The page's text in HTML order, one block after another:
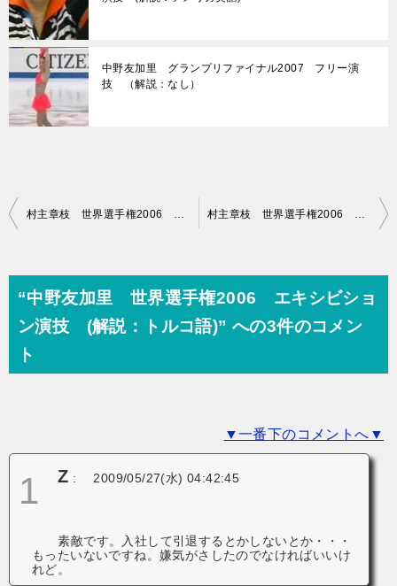
中野友加里 グランプリファイナル2007 フリー演
技 （解説：なし）
投
ビ
ゲ
ー
“中野友加里 世界選手権2006 エキシビショ
ン演技 (解説：トルコ語)” への3件のコメン
ト
▼一番下のコメントへ▼
1 Z : 2009/05/27(水) 04:42:45
素敵です。入社して引退するとかしないとか・・・
もったいないですね。嫌気がさしたのでなければいいけ
れど。